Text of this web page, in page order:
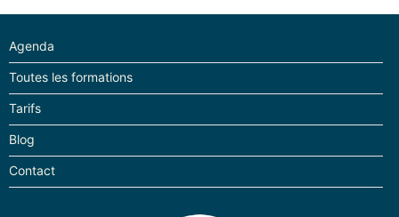
Custom, Cross… il y en aura pour tous
les goûts et tous les univers !
Des expos d’exception
Notre ADN ? La passion pour les
Agenda
Toutes les formations
Tarifs
Blog
Contact